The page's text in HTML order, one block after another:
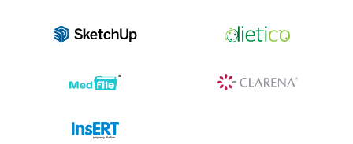
programy dla firm